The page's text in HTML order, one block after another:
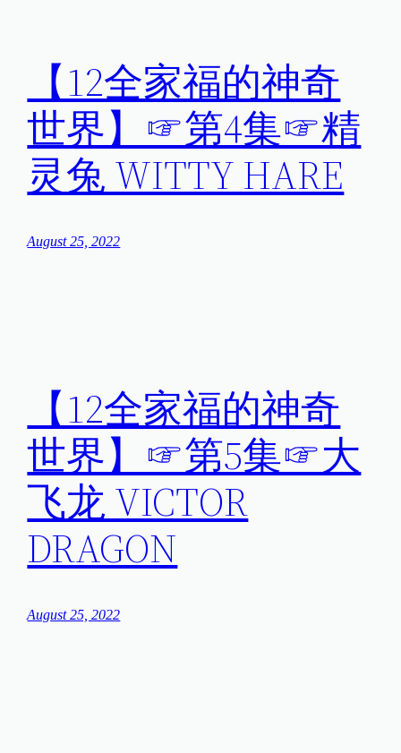
【12全家福的神奇
世界】☞第4集☞精
灵兔 WITTY HARE
August 25, 2022
【12全家福的神奇
世界】☞第5集☞大
飞龙 VICTOR
DRAGON
August 25, 2022